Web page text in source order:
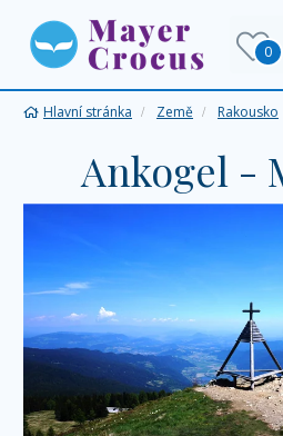
0
Hlavní stránka Země Rakousko
Ankogel -